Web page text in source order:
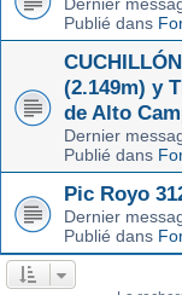
Dernier
Publié dans
(2.149m) y
de Alto
Dernier
Publié dans
Pic Royo
Dernier
Publié dans